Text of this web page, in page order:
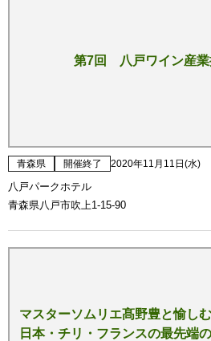
第7回 八戸ワイン産業
青森県 開催終了 2020年11月11日(水)
八戸パークホテル
青森県八戸市吹上1-15-90
マスターソムリエ髙野豊と愉し
日本・チリ・フランスの最先端